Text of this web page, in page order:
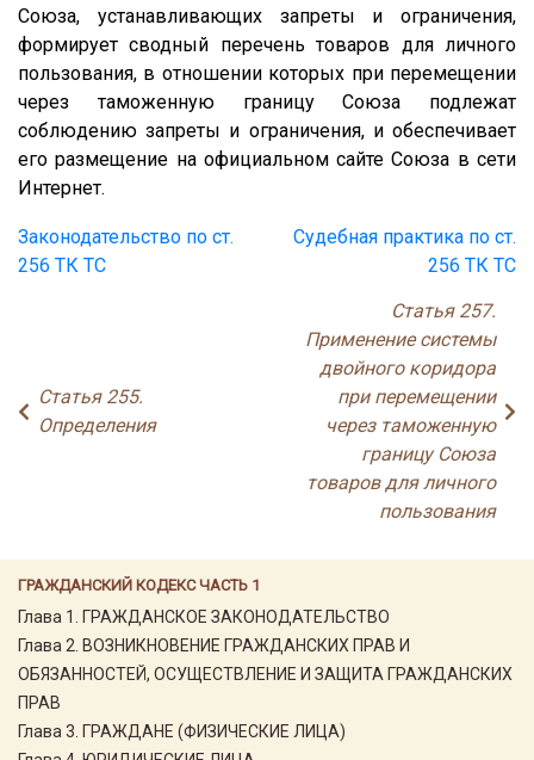
ГРАЖДАНСКИЙ КОДЕКС ЧАСТЬ 1
Глава 1. ГРАЖДАНСКОЕ ЗАКОНОДАТЕЛЬСТВО
Глава 2. ВОЗНИКНОВЕНИЕ ГРАЖДАНСКИХ ПРАВ И
ОБЯЗАННОСТЕЙ, ОСУЩЕСТВЛЕНИЕ И ЗАЩИТА ГРАЖДАНСКИХ
ПРАВ
Глава 3. ГРАЖДАНЕ (ФИЗИЧЕСКИЕ ЛИЦА)
Союза, устанавливающих запреты и ограничения,
формирует сводный перечень товаров для личного
пользования, в отношении которых при перемещении
через таможенную границу Союза подлежат
соблюдению запреты и ограничения, и обеспечивает
его размещение на официальном сайте Союза в сети
Интернет.
Законодательство по ст.
256 ТК ТС
Судебная практика по ст.
256 ТК ТС
Статья 255.
Определения
Статья 257.
Применение системы
двойного коридора
при перемещении
через таможенную
границу Союза
товаров для личного
пользования